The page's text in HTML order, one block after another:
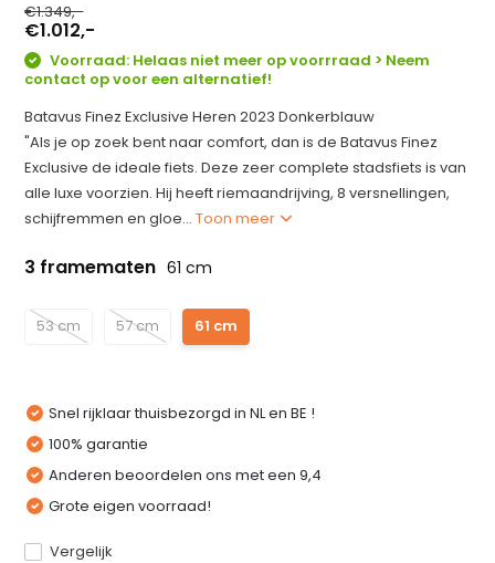
€1.349,-
€1.012,-
Voorraad: Helaas niet meer op voorrraad > Neem
contact op voor een alternatief!
Batavus Finez Exclusive Heren 2023 Donkerblauw
"Als je op zoek bent naar comfort, dan is de Batavus Finez
Exclusive de ideale fiets. Deze zeer complete stadsfiets is van
alle luxe voorzien. Hij heeft riemaandrijving, 8 versnellingen,
schijfremmen en gloe...Toon meer
3 framematen 61 cm
53 cm 57 cm 61 cm
Snel rijklaar thuisbezorgd in NL en BE !
100% garantie
Anderen beoordelen ons met een 9,4
Grote eigen voorraad!
Vergelijk